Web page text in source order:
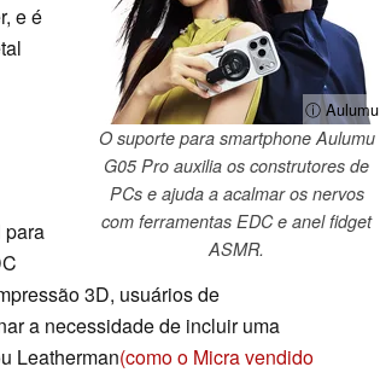
ⓘ Aulumu
O suporte para smartphone Aulumu
G05 Pro auxilia os construtores de
PCs e ajuda a acalmar os nervos
com ferramentas EDC e anel fidget
ASMR.
e é
para
3D, usuários de
a necessidade de incluir uma
Leatherman(como o Micra vendido